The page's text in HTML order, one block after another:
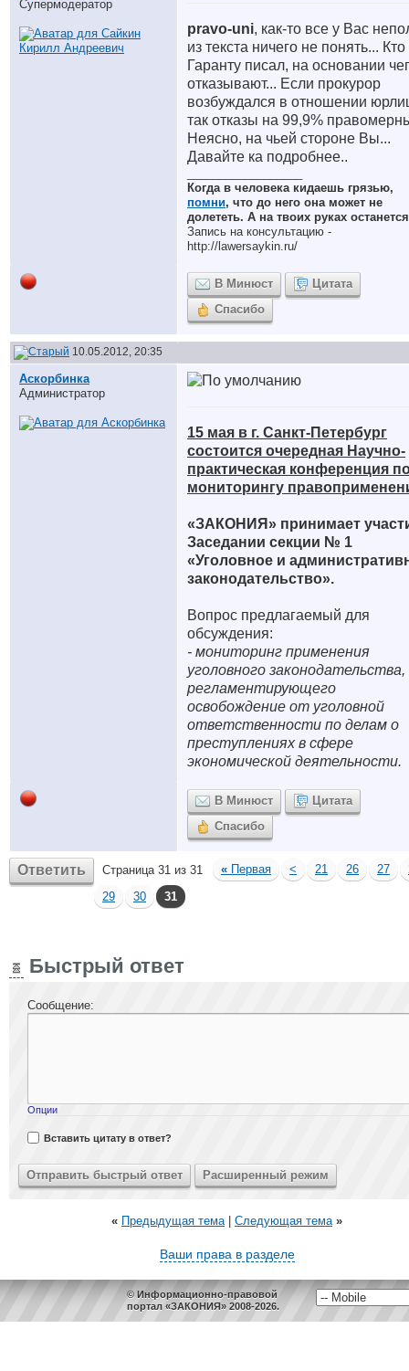
Супермодератор
pravo-uni, как-то все у Вас
из текста ничего не понять... Кто
Гаранту писал, на основании
отказывают... Если прокурор
возбуждался в отношении
так отказы на 99,9%
Неясно, на чьей стороне Вы...
Давайте ка подробнее..
Когда в человека кидаешь грязью,
помни, что до него она может не
долететь. А на твоих руках
Запись на консультацию -
http://lawersaykin.ru/
В Минюст
Цитата
Спасибо
10.05.2012, 20:35
Аскорбинка
Администратор
15 мая в г. Санкт-Петербург
состоится очередная Научно-
практическая конференция
мониторингу
«ЗАКОНИЯ» принимает
Заседании секции № 1
«Уголовное и
законодательство».
Вопрос предлагаемый для
обсуждения:
- мониторинг применения
уголовного законодательства,
регламентирующего
освобождение от уголовной
ответственности по делам о
преступлениях в сфере
экономической деятельности.
В Минюст
Цитата
Спасибо
Ответить Страница 31 из 31 « Первая < 21 26 27
29
30 31
Быстрый ответ
Сообщение:
Опции
Вставить цитату в ответ?
« Предыдущая тема| Следующая тема »
Ваши права в разделе
© Информационно-правовой
портал «ЗАКОНИЯ» 2008-2026.